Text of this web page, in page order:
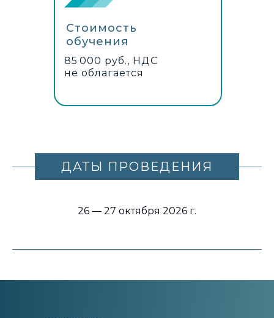
85 000 руб., НДС
не облагается
Стоимость
обучения
ДАТЫ ПРОВЕДЕНИЯ
26 — 27 октября 2026 г.